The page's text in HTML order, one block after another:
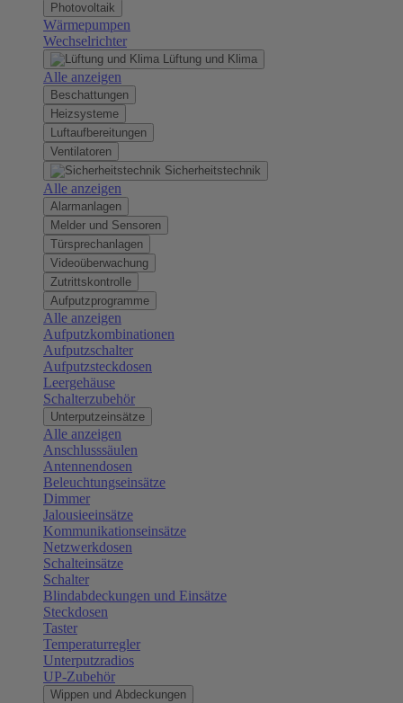
Photovoltaik
Wärmepumpen
Wechselrichter
Lüftung und Klima
Alle anzeigen
Beschattungen
Heizsysteme
Luftaufbereitungen
Ventilatoren
Sicherheitstechnik
Alle anzeigen
Alarmanlagen
Melder und Sensoren
Türsprechanlagen
Videoüberwachung
Zutrittskontrolle
Aufputzprogramme
Alle anzeigen
Aufputzkombinationen
Aufputzschalter
Aufputzsteckdosen
Leergehäuse
Schalterzubehör
Unterputzeinsätze
Alle anzeigen
Anschlusssäulen
Antennendosen
Beleuchtungseinsätze
Dimmer
Jalousieeinsätze
Kommunikationseinsätze
Netzwerkdosen
Schalteinsätze
Schalter
Blindabdeckungen und Einsätze
Steckdosen
Taster
Temperaturregler
Unterputzradios
UP-Zubehör
Wippen und Abdeckungen